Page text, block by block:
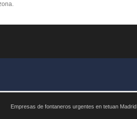
Empresas de fontaneros urgentes en tetuan Madrid